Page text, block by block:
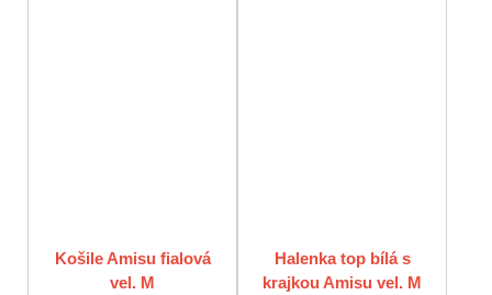
Košile Amisu fialová
vel. M
Halenka top bílá s
krajkou Amisu vel. M